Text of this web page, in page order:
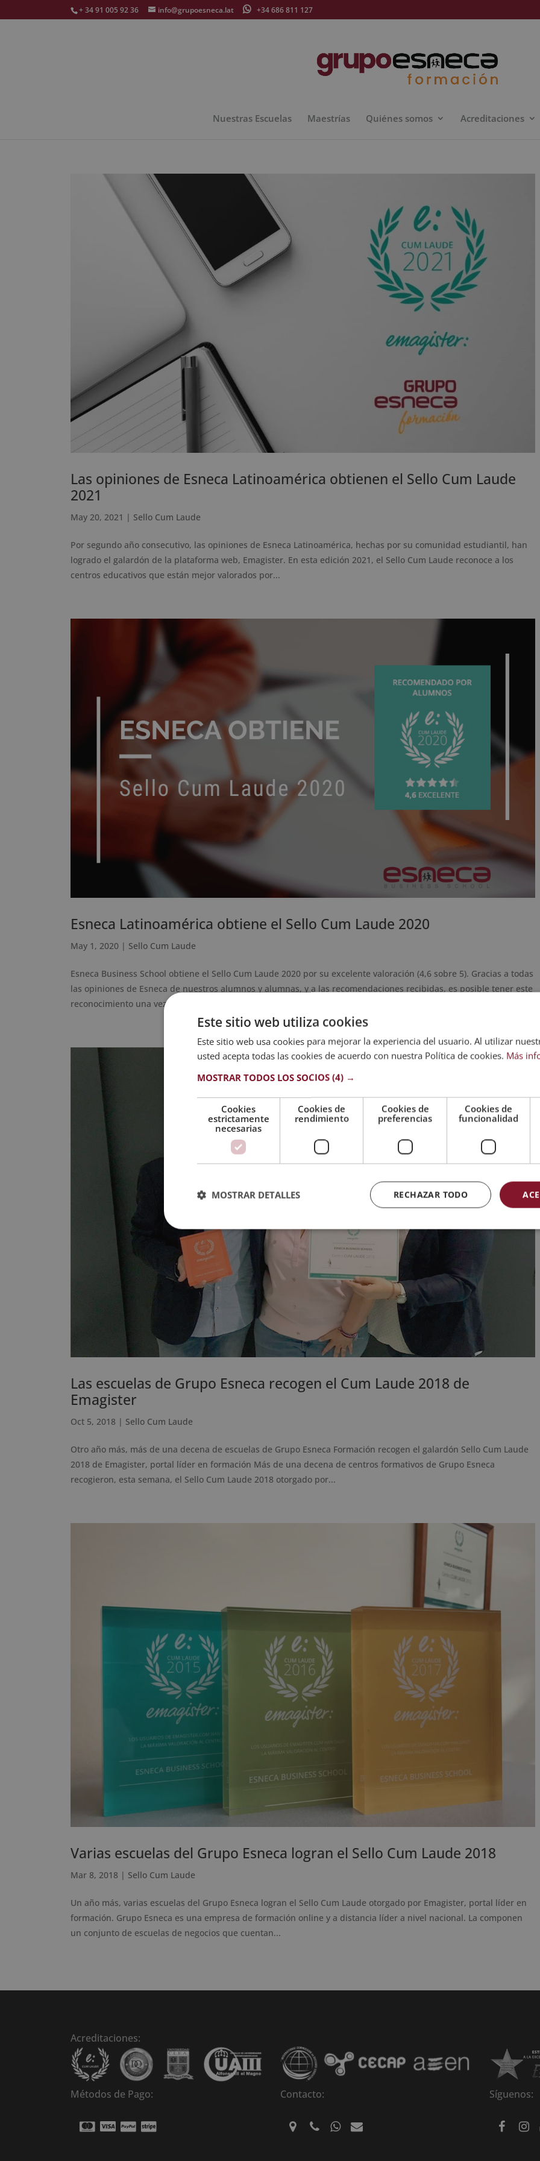
+ 34 91 005 92 36 info@grupoesneca.lat +34 686 811 127
Nuestras Escuelas Maestrías Quiénes somos Acreditaciones
Las opiniones de Esneca Latinoamérica obtienen el Sello Cum Laude
2021
May 20, 2021 | Sello Cum Laude
Por segundo año consecutivo, las opiniones de Esneca Latinoamérica, hechas por su comunidad estudiantil, han
logrado el galardón de la plataforma web, Emagister. En esta edición 2021, el Sello Cum Laude reconoce a los
centros educativos que están mejor valorados por...
Esneca Latinoamérica obtiene el Sello Cum Laude 2020
May 1, 2020 | Sello Cum Laude
Esneca Business School obtiene el Sello Cum Laude 2020 por su excelente valoración (4,6 sobre 5). Gracias a todas
las opiniones de Esneca de nuestros alumnos y alumnas, y a las recomendaciones recibidas, es posible tener este
reconocimiento una vez más. Esneca...
Las escuelas de Grupo Esneca recogen el Cum Laude 2018 de
Emagister
Oct 5, 2018 | Sello Cum Laude
Otro año más, más de una decena de escuelas de Grupo Esneca Formación recogen el galardón Sello Cum Laude
2018 de Emagister, portal líder en formación Más de una decena de centros formativos de Grupo Esneca
recogieron, esta semana, el Sello Cum Laude 2018 otorgado por...
Varias escuelas del Grupo Esneca logran el Sello Cum Laude 2018
Mar 8, 2018 | Sello Cum Laude
Un año más, varias escuelas del Grupo Esneca logran el Sello Cum Laude otorgado por Emagister, portal líder en
formación. Grupo Esneca es una empresa de formación online y a distancia líder a nivel nacional. La componen
un conjunto de escuelas de negocios que cuentan...
Acreditaciones:
Métodos de Pago: Contacto: Síguenos:
Este sitio web utiliza cookies
Este sitio web usa cookies para mejorar la experiencia del usuario. Al utilizar
usted acepta todas las cookies de acuerdo con nuestra Política de cookies. Más
MOSTRAR TODOS LOS SOCIOS (4) →
Cookies
estrictamente
necesarias
Cookies de
rendimiento
Cookies de
preferencias
Cookies de
funcionalidad
RECHAZAR TODO
MOSTRAR DETALLES